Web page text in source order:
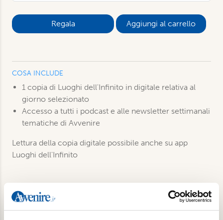
Aggiungi al carrello
COSA INCLUDE
1 copia di Luoghi dell'Infinito in digitale relativa al
giorno selezionato
Accesso a tutti i podcast e alle newsletter settimanali
tematiche di Avvenire
Lettura della copia digitale possibile anche su app
Luoghi dell'Infinito
Prodotti correlati